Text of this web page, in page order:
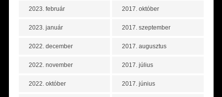
2023. február
2023. január
2022. december
2022. november
2022. október
2017. október
2017. szeptember
2017. augusztus
2017. július
2017. június